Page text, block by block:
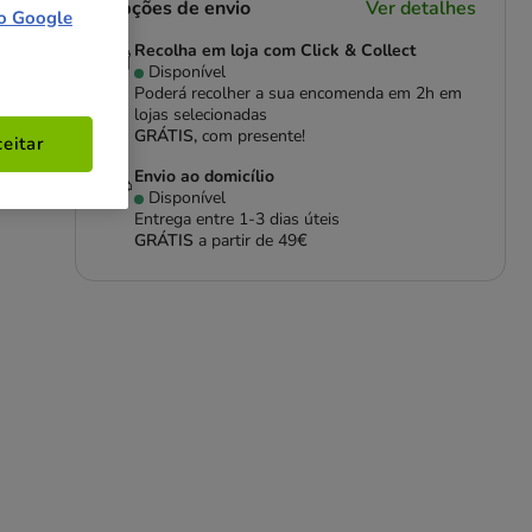
Opções de envio Ver detalhes
Recolha em loja com Click & Collect
Disponível
Poderá recolher a sua encomenda em 2h em
lojas selecionadas
GRÁTIS,com presente!
Envio ao domicílio
Disponível
Entrega entre 1-3 dias úteis
GRÁTIS a partir de 49€
Google